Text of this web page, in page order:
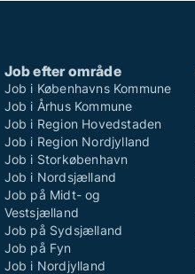
Job efter område
Job i Københavns Kommune
Job i Århus Kommune
Job i Region Hovedstaden
Job i Region Nordjylland
Job i Storkøbenhavn
Job i Nordsjælland
Job på Midt- og
Vestsjælland
Job på Sydsjælland
Job på Fyn
Job i Nordjylland